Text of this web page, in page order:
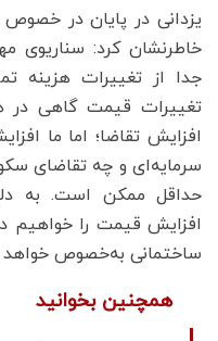
خاطرنشان کرد:
جدا از تغییرات هزینه
تغییرات قیمت گاهی در
افزایش تقاضا؛ اما ما
سرمایه‌ای و چه تقاضای
حداقل ممکن است. به
افزایش قیمت را خواهیم
ساختمانی به‌خصوص خواهد
همچنین بخوانید